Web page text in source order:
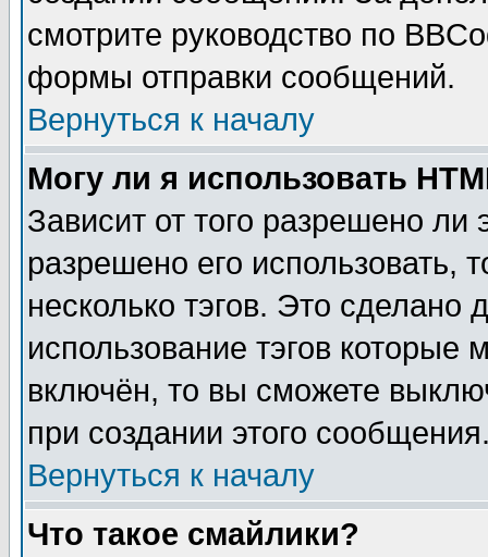
смотрите руководство по
формы отправки сообщений.
Вернуться к началу
Могу ли я использовать
Зависит от того разрешено
разрешено его использовать,
несколько тэгов. Это сделано
использование тэгов
включён, то вы сможете
при создании этого
Вернуться к началу
Что такое смайлики?